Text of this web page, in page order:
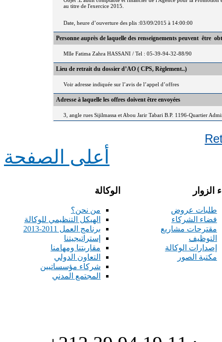
au titre de l'exercice 2015.
Date, heure d’ouverture des plis :03/09/2015 à 14:00:00
Personne auprès de laquelle des renseignements peuvent être
Mlle Fatima Zahra HASSANI / Tel : 05-39-94-32-88/90
Lieu de retrait du dossier d’AO ( CPS, Règlement..)
Voir adresse indiquée sur l’avis de l’appel d’offres
Adresse à laquelle les offres doivent être envoyées
3, angle rues Sijilmassa et Abou Jarir Tabari B.P. 1196-Quartier
أعلى الصفحة
الوكالة
من نحن؟
الهيكل التنظيمي للوكالة
برنامج العمل 2011-2013
إستراتيجيتنا
مقاربتنا ومهامنا
التعاون الدولي
شركاء مؤسساتيين
المجتمع المدني
الزوار
طلبات عروض
فضاء الشركاء
مقترحات مشاريع
التوظيف
إصدارات الوكالة
مكتبة الصور